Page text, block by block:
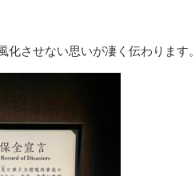
させない思いが凄く伝わります。